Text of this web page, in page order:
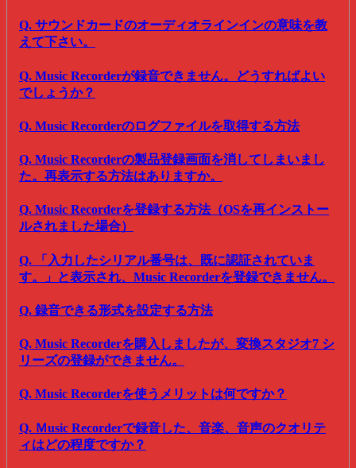
Q. サウンドカードのオーディオラインインの意味を教
えて下さい。
Q. Music Recorderが録音できません。どうすればよい
でしょうか？
Q. Music Recorderのログファイルを取得する方法
Q. Music Recorderの製品登録画面を消してしまいまし
た。再表示する方法はありますか。
Q. Music Recorderを登録する方法（OSを再インストー
ルされました場合）
Q. 「入力したシリアル番号は、既に認証されていま
す。」と表示され、Music Recorderを登録できません。
Q. 録音できる形式を設定する方法
Q. Music Recorderを購入しましたが、変換スタジオ7 シ
リーズの登録ができません。
Q. Music Recorderを使うメリットは何ですか？
Q. Ｍusic Recorderで録音した、音楽、音声のクオリテ
ィはどの程度ですか？